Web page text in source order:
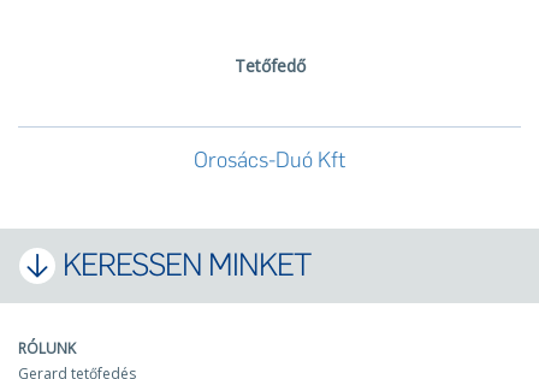
Tetőfedő
Orosács-Duó Kft
KERESSEN MINKET
RÓLUNK
Gerard tetőfedés